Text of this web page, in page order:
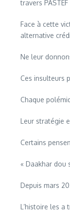
travers
Face à cette
alternative
Ne leur
Ces insulteurs
Chaque
Leur stratégie
Certains
« Daakhar dou
Depuis mars
L’histoire les